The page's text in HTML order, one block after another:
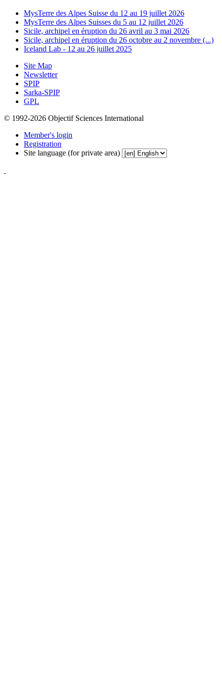
MysTerre des Alpes Suisse du 12 au 19 juillet 2026
MysTerre des Alpes Suisses du 5 au 12 juillet 2026
Sicile, archipel en éruption du 26 avril au 3 mai 2026
Sicile, archipel en éruption du 26 octobre au 2 novembre (...)
Iceland Lab - 12 au 26 juillet 2025
Site Map
Newsletter
SPIP
Sarka-SPIP
GPL
© 1992-2026 Objectif Sciences International
Member's login
Registration
Site language (for private area)